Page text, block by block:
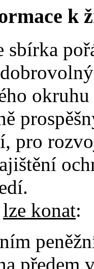
k
sbírka
pro
lze konat:
předem